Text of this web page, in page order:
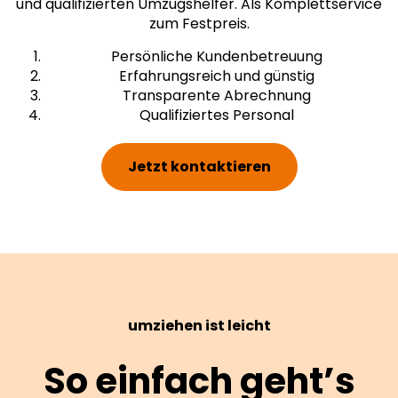
und qualifizierten Umzugshelfer. Als Komplettservice
zum Festpreis.
Persönliche Kundenbetreuung
Erfahrungsreich und günstig
Transparente Abrechnung
Qualifiziertes Personal
Jetzt kontaktieren
umziehen ist leicht
So einfach geht’s